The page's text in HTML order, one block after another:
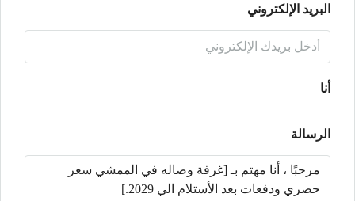
البريد الإلكتروني
أنا
الرسالة